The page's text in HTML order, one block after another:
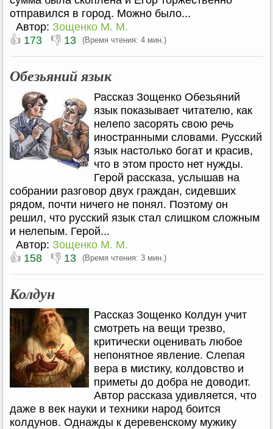
отправился в город. Можно было...
Автор: Зощенко М. М.
👍 173 👎 13 (Время чтения: 4 мин.)
Обезьяний язык
Рассказ Зощенко Обезьяний
язык показывает читателю, как
нелепо засорять свою речь
иностранными словами. Русский
язык настолько богат и красив,
что в этом просто нет нужды.
Герой рассказа, услышав на
собрании разговор двух граждан, сидевших
рядом, почти ничего не понял. Поэтому он
решил, что русский язык стал слишком сложным
и нелепым. Герой...
Автор: Зощенко М. М.
👍 158 👎 13 (Время чтения: 3 мин.)
Колдун
Рассказ Зощенко Колдун учит
смотреть на вещи трезво,
критически оценивать любое
непонятное явление. Слепая
вера в мистику, колдовство и
приметы до добра не доводит.
Автор рассказа удивляется, что
даже в век науки и техники народ боится
колдунов. Однажды к деревенскому мужику